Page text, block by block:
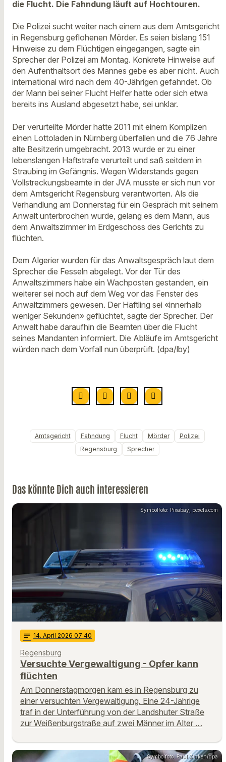
die Flucht. Die Fahndung läuft auf Hochtouren.
Die Polizei sucht weiter nach einem aus dem Amtsgericht
in Regensburg geflohenen Mörder. Es seien bislang 151
Hinweise zu dem Flüchtigen eingegangen, sagte ein
Sprecher der Polizei am Montag. Konkrete Hinweise auf
den Aufenthaltsort des Mannes gebe es aber nicht. Auch
international wird nach dem 40-Jährigen gefahndet. Ob
der Mann bei seiner Flucht Helfer hatte oder sich etwa
bereits ins Ausland abgesetzt habe, sei unklar.
Der verurteilte Mörder hatte 2011 mit einem Komplizen
einen Lottoladen in Nürnberg überfallen und die 76 Jahre
alte Besitzerin umgebracht. 2013 wurde er zu einer
lebenslangen Haftstrafe verurteilt und saß seitdem in
Straubing im Gefängnis. Wegen Widerstands gegen
Vollstreckungsbeamte in der JVA musste er sich nun vor
dem Amtsgericht Regensburg verantworten. Als die
Verhandlung am Donnerstag für ein Gespräch mit seinem
Anwalt unterbrochen wurde, gelang es dem Mann, aus
dem Anwaltszimmer im Erdgeschoss des Gerichts zu
flüchten.
Dem Algerier wurden für das Anwaltsgespräch laut dem
Sprecher die Fesseln abgelegt. Vor der Tür des
Anwaltszimmers habe ein Wachposten gestanden, ein
weiterer sei noch auf dem Weg vor das Fenster des
Anwaltzimmers gewesen. Der Häftling sei «innerhalb
weniger Sekunden» geflüchtet, sagte der Sprecher. Der
Anwalt habe daraufhin die Beamten über die Flucht
seines Mandanten informiert. Die Abläufe im Amtsgericht
würden nach dem Vorfall nun überprüft. (dpa/lby)
Amtsgericht Fahndung Flucht Mörder
Polizei
Regensburg
Sprecher
Das könnte Dich auch interessieren
Symbolfoto: Pixabay, pexels.com
notes 14. April 2026 07:40
Regensburg
Versuchte Vergewaltigung - Opfer kann
flüchten
Am Donnerstagmorgen kam es in Regensburg zu
einer versuchten Vergewaltigung. Eine 24-Jährige
traf in der Unterführung von der Landshuter Straße
zur Weißenburgstraße auf zwei Männer im Alter …
Symbolfoto: Paul Zinken/dpa